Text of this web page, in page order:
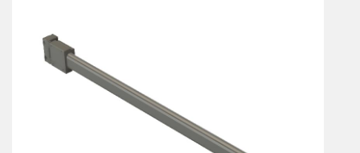
TRAITEMENT D'AIR
Traitements d'air
Traitements d'air - Accessoires
Traitements d'air - Ioniseurs
Traitements d'air compacts